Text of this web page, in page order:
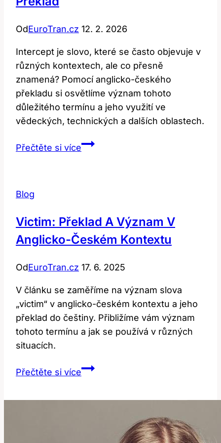
OdEuroTran.cz 12. 2. 2026
Intercept je slovo, které se často objevuje v
různých kontextech, ale co přesně
znamená? Pomocí anglicko-českého
překladu si osvětlíme význam tohoto
důležitého termínu a jeho využití ve
vědeckých, technických a dalších oblastech.
Přečtěte si víceIntercept:
Český
Překlad
Blog
Victim: Překlad A Význam V
Anglicko-Českém Kontextu
OdEuroTran.cz 17. 6. 2025
V článku se zaměříme na význam slova
„victim“ v anglicko-českém kontextu a jeho
překlad do češtiny. Přibližíme vám význam
tohoto termínu a jak se používá v různých
situacích.
Přečtěte si víceVictim: